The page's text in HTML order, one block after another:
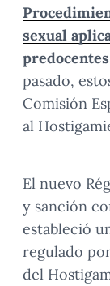
sexual
predocentes
pasado,
Comisión
al
El nuevo
y sanción
estableció
regulado
del